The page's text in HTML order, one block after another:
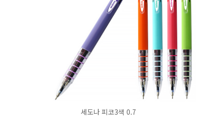
세도나 피코3색 0.7